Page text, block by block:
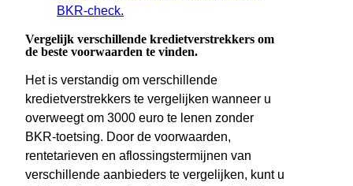
BKR-check.
Vergelijk verschillende kredietverstrekkers om
de beste voorwaarden te vinden.
Het is verstandig om verschillende
kredietverstrekkers te vergelijken wanneer u
overweegt om 3000 euro te lenen zonder
BKR-toetsing. Door de voorwaarden,
rentetarieven en aflossingstermijnen van
verschillende aanbieders te vergelijken, kunt u